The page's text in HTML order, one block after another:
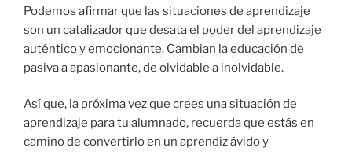
Podemos afirmar que las situaciones de aprendizaje
son un catalizador que desata el poder del aprendizaje
auténtico y emocionante. Cambian la educación de
pasiva a apasionante, de olvidable a inolvidable.
Así que, la próxima vez que crees una situación de
aprendizaje para tu alumnado, recuerda que estás en
camino de convertirlo en un aprendiz ávido y